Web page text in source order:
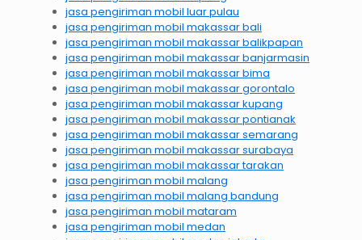
jasa pengiriman mobil luar pulau
jasa pengiriman mobil makassar bali
jasa pengiriman mobil makassar balikpapan
jasa pengiriman mobil makassar banjarmasin
jasa pengiriman mobil makassar bima
jasa pengiriman mobil makassar gorontalo
jasa pengiriman mobil makassar kupang
jasa pengiriman mobil makassar pontianak
jasa pengiriman mobil makassar semarang
jasa pengiriman mobil makassar surabaya
jasa pengiriman mobil makassar tarakan
jasa pengiriman mobil malang
jasa pengiriman mobil malang bandung
jasa pengiriman mobil mataram
jasa pengiriman mobil medan